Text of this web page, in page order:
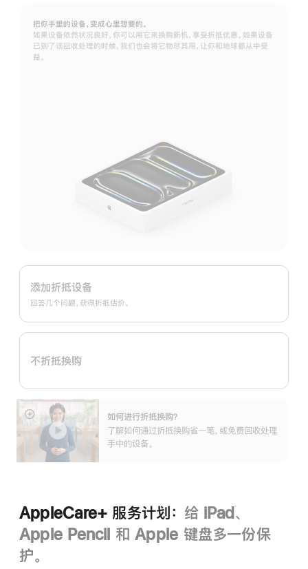
把你手里的设备，变成心里想要的。
如果设备依然状况良好，你可以用它来换购新机，享受折抵优惠。如果设备
已到了该回收处理的时候，我们也会将它物尽其用，让你和地球都从中受
益。
Apple
Trade
换
购
划：
添加折抵设备
回答几个问题，获得折抵估价。
不折抵换购
如何进行折抵换购？
了解如何通过折抵换购省一笔，或免费回收处理
手中的设备。
展
AppleCare+ 服务计划： 给 iPad、
Apple Pencil 和 Apple 键盘多一份保
护。